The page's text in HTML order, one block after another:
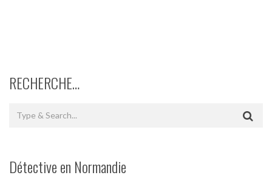
RECHERCHE…
Détective en Normandie